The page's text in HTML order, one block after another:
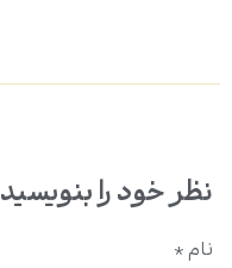
نظر خود را بنویسید
نام *